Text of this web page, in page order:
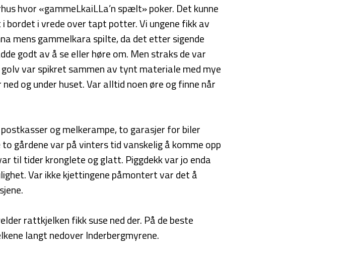
hvor «gammeLkaiLLa’n spælt» poker. Det kunne
i vrede over tapt potter. Vi ungene fikk av
mens gammelkara spilte, da det etter sigende
godt av å se eller høre om. Men straks de var
var spikret sammen av tynt materiale med mye
og under huset. Var alltid noen øre og finne når
og melkerampe, to garasjer for biler
gårdene var på vinters tid vanskelig å komme opp
til tider kronglete og glatt. Piggdekk var jo enda
Var ikke kjettingene påmontert var det å
rattkjelken fikk suse ned der. På de beste
langt nedover Inderbergmyrene.